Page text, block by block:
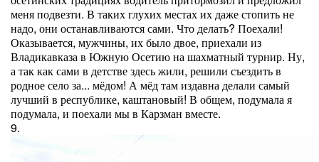
меня подвезти. В таких глухих местах их даже стопить не
надо, они останавливаются сами. Что делать? Поехали!
Оказывается, мужчины, их было двое, приехали из
Владикавказа в Южную Осетию на шахматный турнир. Ну,
а так как сами в детстве здесь жили, решили съездить в
родное село за... мёдом! А мёд там издавна делали самый
лучший в республике, каштановый! В общем, подумала я
подумала, и поехали мы в Карзман вместе.
9.